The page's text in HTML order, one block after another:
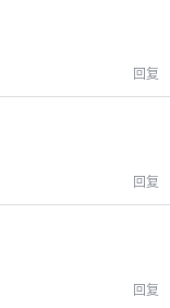
回复
回复
回复